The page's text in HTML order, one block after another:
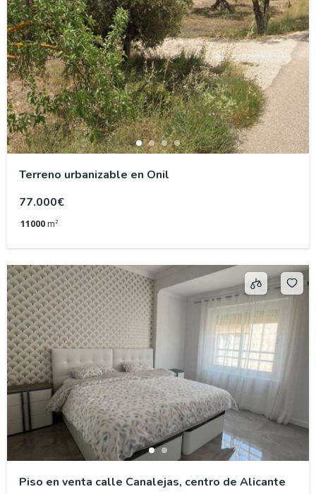
Terreno urbanizable en Onil
77.000€
11000 m²
Piso en venta calle Canalejas, centro de Alicante